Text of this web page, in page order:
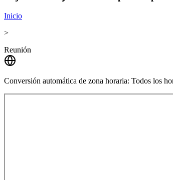
Inicio
>
Reunión
Conversión automática de zona horaria: Todos los